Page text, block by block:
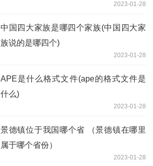
2023-01-28
中国四大家族是哪四个家族(中国四大家
族说的是哪四个)
2023-01-28
APE是什么格式文件(ape的格式文件是
什么)
2023-01-28
景德镇位于我国哪个省 （景德镇在哪里
属于哪个省份）
2023-01-28